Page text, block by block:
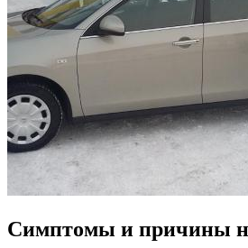
Симптомы и причины